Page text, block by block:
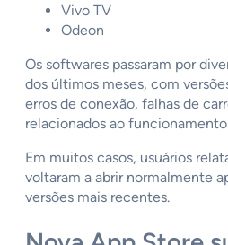
Vivo TV
Odeon
Os softwares passaram por
dos últimos meses, com
erros de conexão, falhas de
relacionados ao
Em muitos casos, usuários
voltaram a abrir normalmente
versões mais recentes.